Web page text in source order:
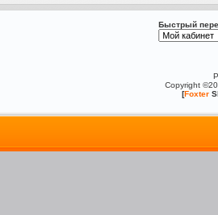
Быстрый
Copyright
[Foxter